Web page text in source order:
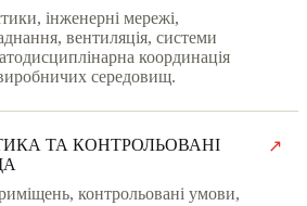
інженерні мережі,
вентиляція, системи
координація
середовищ.
ТА КОНТРОЛЬОВАНІ
контрольовані умови,
↗